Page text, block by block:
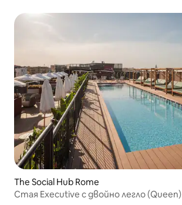
The Social Hub Rome
Стая Executive с двойно легло (Queen)